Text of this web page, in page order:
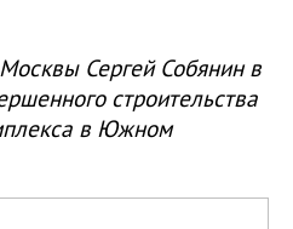
Сергей Собянин в
строительства
в Южном